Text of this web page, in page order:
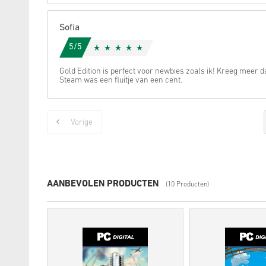
Sofia
5/5
Gold Edition is perfect voor newbies zoals ik! Kreeg meer
Steam was een fluitje van een cent.
Vorige
AANBEVOLEN PRODUCTEN (10 Producten)